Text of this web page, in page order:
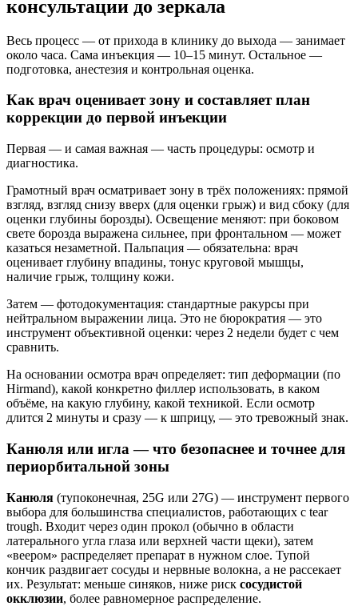
консультации до зеркала
Весь процесс — от прихода в клинику до выхода — занимает
около часа. Сама инъекция — 10–15 минут. Остальное —
подготовка, анестезия и контрольная оценка.
Как врач оценивает зону и составляет план
коррекции до первой инъекции
Первая — и самая важная — часть процедуры: осмотр и
диагностика.
Грамотный врач осматривает зону в трёх положениях: прямой
взгляд, взгляд снизу вверх (для оценки грыж) и вид сбоку (для
оценки глубины борозды). Освещение меняют: при боковом
свете борозда выражена сильнее, при фронтальном — может
казаться незаметной. Пальпация — обязательна: врач
оценивает глубину впадины, тонус круговой мышцы,
наличие грыж, толщину кожи.
Затем — фотодокументация: стандартные ракурсы при
нейтральном выражении лица. Это не бюрократия — это
инструмент объективной оценки: через 2 недели будет с чем
сравнить.
На основании осмотра врач определяет: тип деформации (по
Hirmand), какой конкретно филлер использовать, в каком
объёме, на какую глубину, какой техникой. Если осмотр
длится 2 минуты и сразу — к шприцу, — это тревожный знак.
Канюля или игла — что безопаснее и точнее для
периорбитальной зоны
Канюля (тупоконечная, 25G или 27G) — инструмент первого
выбора для большинства специалистов, работающих с tear
trough. Входит через один прокол (обычно в области
латерального угла глаза или верхней части щеки), затем
«веером» распределяет препарат в нужном слое. Тупой
кончик раздвигает сосуды и нервные волокна, а не рассекает
их. Результат: меньше синяков, ниже риск сосудистой
окклюзии, более равномерное распределение.